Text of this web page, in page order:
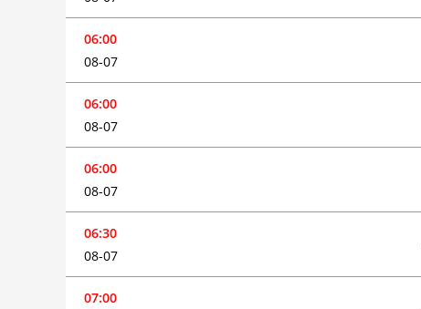
06:00
08-07
06:00
08-07
06:00
08-07
06:30
08-07
07:00